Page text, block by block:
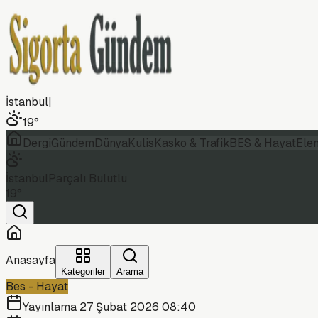
İstanbul|
19°
DergiGündemDünyaKulisKasko & TrafikBES & Hayat
Anasayfa
Kategoriler Arama
Bes - Hayat
Yayınlama 27 Şubat 2026 08:40